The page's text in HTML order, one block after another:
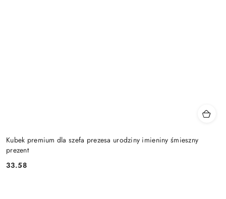
Kubek premium dla szefa prezesa urodziny imieniny śmieszny
prezent
Cena:
33.58